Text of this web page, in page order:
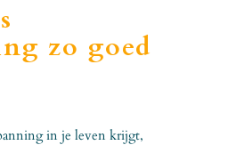
zo goed
in je leven krijgt,